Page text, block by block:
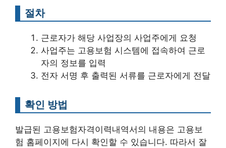
절차
근로자가 해당 사업장의 사업주에게 요청
사업주는 고용보험 시스템에 접속하여 근로
자의 정보를 입력
전자 서명 후 출력된 서류를 근로자에게 전달
확인 방법
발급된 고용보험자격이력내역서의 내용은 고용보
험 홈페이지에 다시 확인할 수 있습니다. 따라서 잘